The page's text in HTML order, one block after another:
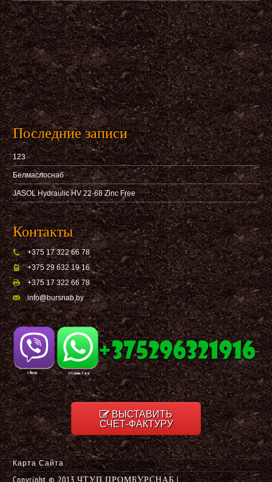
Последние записи
123
Белмаслоснаб
JASOL Hydraulic HV 22-68 Zinc Free
Контакты
+375 17 322 66 78
+375 29 632 19 16
+375 17 322 66 78
info@bursnab,by
ВЫСТАВИТЬ
СЧЕТ-ФАКТУРУ
Карта Сайта